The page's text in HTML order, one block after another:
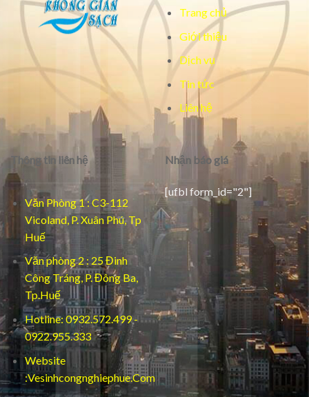
Trang chủ
Giới thiệu
Dịch vụ
Tin tức
Liên hệ
Thông tin liên hệ
Văn Phòng 1 : C3-112
Vicoland, P. Xuân Phú, Tp
Huế
Văn phòng 2 : 25 Đinh
Công Tráng, P. Đông Ba,
Tp.Huế
Hotline: 0932.572.499 -
0922.955.333
Website
:Vesinhcongnghiephue.Com
Nhận báo giá
[ufbl form_id="2"]